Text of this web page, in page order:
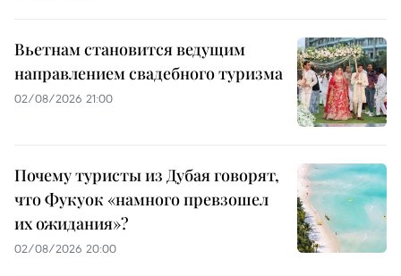
Вьетнам становится ведущим
направлением свадебного туризма
02/08/2026 21:00
Почему туристы из Дубая говорят,
что Фукуок «намного превзошел
их ожидания»?
02/08/2026 20:00